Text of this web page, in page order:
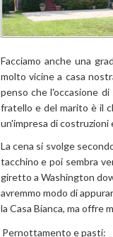
Facciamo anche una
molto vicine a casa
penso che l'occasione
fratello e del marito è il
un'impresa di
La cena si svolge
tacchino e poi sembra
giretto a Washington
avremmo modo di
la Casa Bianca, ma offre
Pernottamento e pasti: